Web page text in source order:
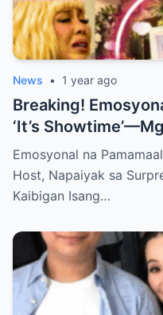
News • 1 year ago
Breaking!
‘It’s
Surpresang
Emosyonal na
Host, Napaiyak sa
Kaibigan Isang…